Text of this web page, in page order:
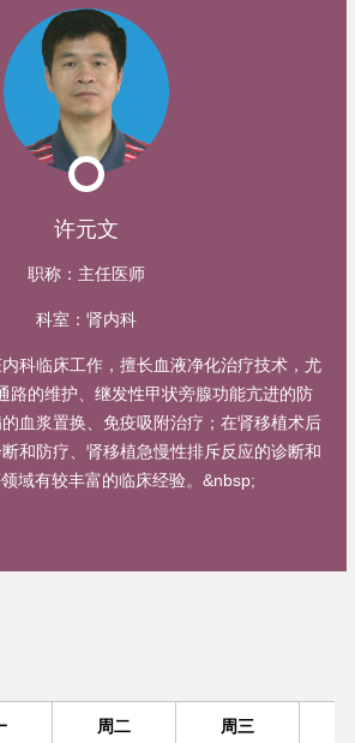
许元文
职称： 主任医师
科室： 肾内科
科临床工作，擅长血液净化治疗技术，尤
路的维护、继发性甲状旁腺功能亢进的防
血浆置换、免疫吸附治疗；在肾移植术后
和防疗、肾移植急慢性排斥反应的诊断和
域有较丰富的临床经验。&nbsp;
周二
周三